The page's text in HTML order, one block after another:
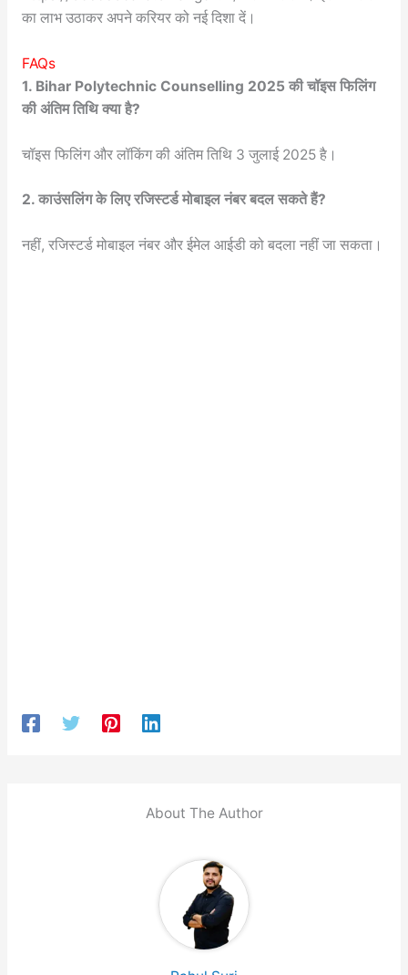
का लाभ उठाकर अपने करियर को नई दिशा दें।
FAQs
1. Bihar Polytechnic Counselling 2025 की चॉइस फिलिंग
की अंतिम तिथि क्या है?
चॉइस फिलिंग और लॉकिंग की अंतिम तिथि 3 जुलाई 2025 है।
2. काउंसलिंग के लिए रजिस्टर्ड मोबाइल नंबर बदल सकते हैं?
नहीं, रजिस्टर्ड मोबाइल नंबर और ईमेल आईडी को बदला नहीं जा सकता।
About The Author